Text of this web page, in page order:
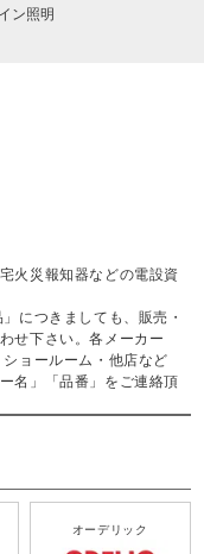
ン照明
火災報知器などの電設資
につきましても、販売・
せ下さい。各メーカー
ョールーム・他店など
名」「品番」をご連絡頂
オーデリック